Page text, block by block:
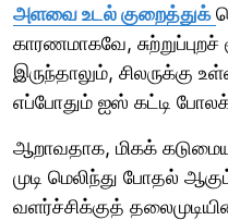
அளவை உடல் குறைத்துக்
காரணமாகவே,
இருந்தாலும்,
எப்போதும் ஐஸ் கட்டி போலக்
ஆறாவதாக, மிகக்
முடி மெலிந்து போதல்
வளர்ச்சிக்குத்